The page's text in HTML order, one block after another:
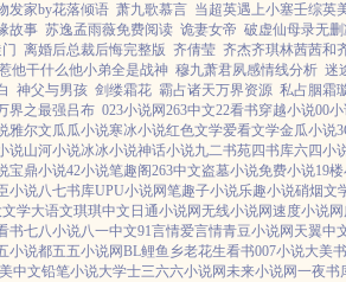
发家by花落倾语 萧九歌慕言 当超英遇上小塞壬综英
故事 苏逸孟雨薇免费阅读 诡妻女帝 破虚仙母录无
离婚后总裁后悔完整版 齐倩莹 齐杰齐琪林茜茜和
他干什么他小弟全是战神 穆九萧君夙感情线分析 迷
神父与男孩 剑缕霜花 霸占诸天万界资源 私占胭霜
界之最强吕布 023小说网263中文22看书穿越小说00小
雅尔文瓜瓜小说寒冰小说红色文学爱看文学金瓜小说
说山河小说冰冰小说神话小说九二书苑四书库六四小
宝鼎小说42小说笔趣阁263中文盗墓小说免费小说19
小说八七书库UPU小说网笔趣子小说乐趣小说硝烟文
文学大语文琪琪中文 日通小说网无线小说网速度小说网
书七八小说八一中文91言情爱言情青豆小说网 天翼中
小说都五五小说网BL鲤鱼乡老花生看书007小说大美
中文铅笔小说大学士三六六小说网未来小说网一夜书